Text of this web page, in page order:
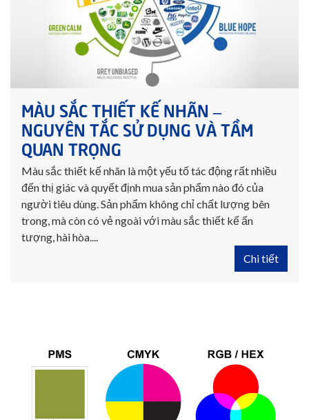
MÀU SẮC THIẾT KẾ NHÃN –
NGUYÊN TẮC SỬ DỤNG VÀ TẦM
QUAN TRỌNG
Màu sắc thiết kế nhãn là một yếu tố tác động rất nhiều
đến thị giác và quyết định mua sản phẩm nào đó của
người tiêu dùng. Sản phẩm không chỉ chất lượng bên
trong, mà còn có vẻ ngoài với màu sắc thiết kế ấn
tượng, hài hòa....
Chi tiết